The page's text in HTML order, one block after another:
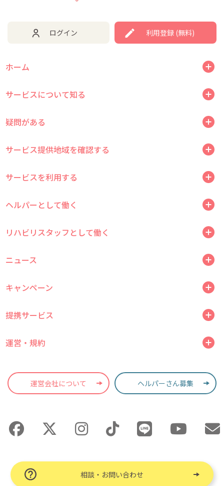
ログイン 利用登録 (無料)
ホーム
サービスについて知る
疑問がある
サービス提供地域を確認する
サービスを利用する
ヘルパーとして働く
リハビリスタッフとして働く
ニュース
キャンペーン
提携サービス
運営・規約
運営会社について ヘルパーさん募集
相談・お問い合わせ